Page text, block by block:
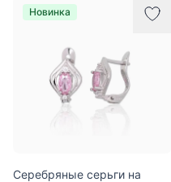
Новинка
Серебряные серьги на